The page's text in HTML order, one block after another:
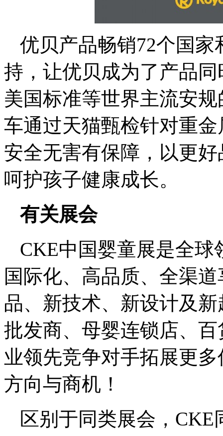
优贝产品畅销72个国
持，让优贝成为了产品
美国标准等世界主流安
车通过天猫甄检针对重
安全无害有保障，以更
呵护孩子健康成长。
有关展会
CKE中国婴童展是全
国际化、高品质、全渠
品、新技术、新设计及
批发商、母婴连锁店、
业领先竞争对手拓展更
方向与商机！
区别于同类展会，CKE